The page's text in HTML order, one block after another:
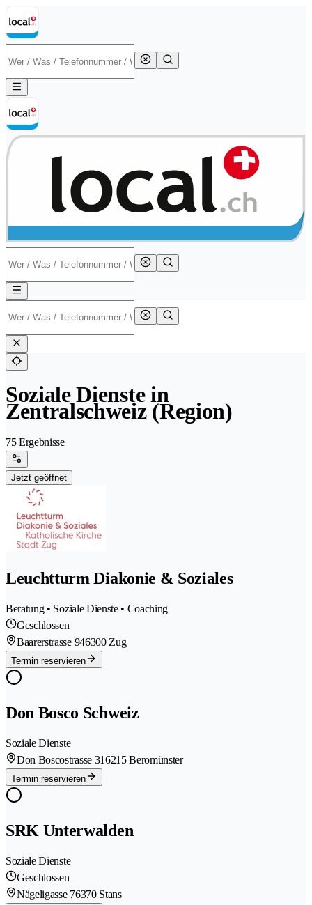
Soziale Dienste in
Zentralschweiz (Region)
75 Ergebnisse
Jetzt geöffnet
Leuchtturm Diakonie & Soziales
Beratung • Soziale Dienste • Coaching
Geschlossen
Baarerstrasse 946300 Zug
Termin reservieren
Don Bosco Schweiz
Soziale Dienste
Don Boscostrasse 316215 Beromünster
Termin reservieren
SRK Unterwalden
Soziale Dienste
Geschlossen
Nägeligasse 76370 Stans